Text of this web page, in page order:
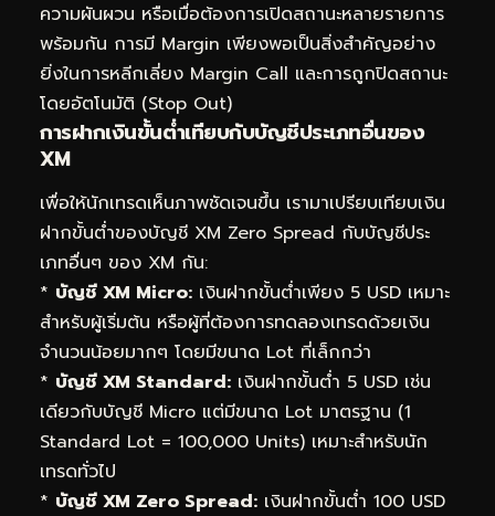
ความผันผวน หรือเมื่อต้องการเปิดสถานะหลายรายการ
พร้อมกัน การมี Margin เพียงพอเป็นสิ่งสำคัญอย่าง
ยิ่งในการหลีกเลี่ยง Margin Call และการถูกปิดสถานะ
โดยอัตโนมัติ (Stop Out)
การฝากเงินขั้นต่ำเทียบกับบัญชีประเภทอื่นของ
XM
เพื่อให้นักเทรดเห็นภาพชัดเจนขึ้น เรามาเปรียบเทียบเงิน
ฝากขั้นต่ำของบัญชี XM Zero Spread กับบัญชีประ
เภทอื่นๆ ของ XM กัน:
* บัญชี XM Micro: เงินฝากขั้นต่ำเพียง 5 USD เหมาะ
สำหรับผู้เริ่มต้น หรือผู้ที่ต้องการทดลองเทรดด้วยเงิน
จำนวนน้อยมากๆ โดยมีขนาด Lot ที่เล็กกว่า
* บัญชี XM Standard: เงินฝากขั้นต่ำ 5 USD เช่น
เดียวกับบัญชี Micro แต่มีขนาด Lot มาตรฐาน (1
Standard Lot = 100,000 Units) เหมาะสำหรับนัก
เทรดทั่วไป
* บัญชี XM Zero Spread: เงินฝากขั้นต่ำ 100 USD